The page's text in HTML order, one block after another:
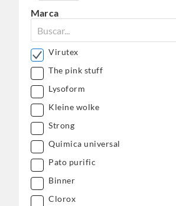
Marca
Virutex
The pink stuff
Lysoform
Kleine wolke
Strong
Quimica universal
Pato purific
Binner
Clorox